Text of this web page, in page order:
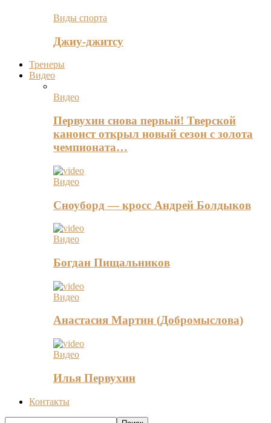
Виды спорта
Джиу-джитсу
Тренеры
Видео
Видео
Первухин снова первый! Тверской
каноист открыл новый сезон с золота
чемпионата…
Видео
Сноуборд — кросс Андрей Болдыков
Видео
Богдан Пищальников
Видео
Анастасия Мартин (Добромыслова)
Видео
Илья Первухин
Контакты